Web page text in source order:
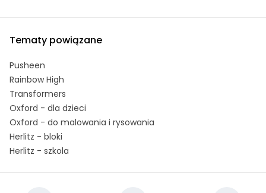
Tematy powiązane
Pusheen
Rainbow High
Transformers
Oxford - dla dzieci
Oxford - do malowania i rysowania
Herlitz - bloki
Herlitz - szkola